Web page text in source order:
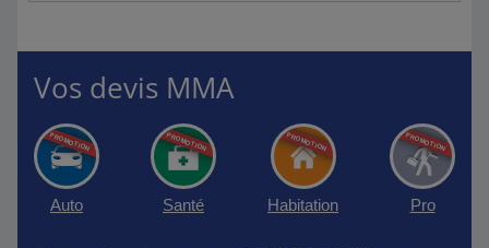
Vos devis MMA
Auto Santé Habitation Pro